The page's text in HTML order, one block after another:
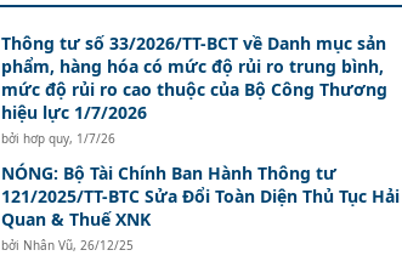
Thông tư số 33/2026/TT-BCT về Danh mục sản
phẩm, hàng hóa có mức độ rủi ro trung bình,
mức độ rủi ro cao thuộc của Bộ Công Thương
hiệu lực 1/7/2026
bởi hơp quy, 1/7/26
NÓNG: Bộ Tài Chính Ban Hành Thông tư
121/2025/TT-BTC Sửa Đổi Toàn Diện Thủ Tục Hải
Quan & Thuế XNK
bởi Nhân Vũ, 26/12/25